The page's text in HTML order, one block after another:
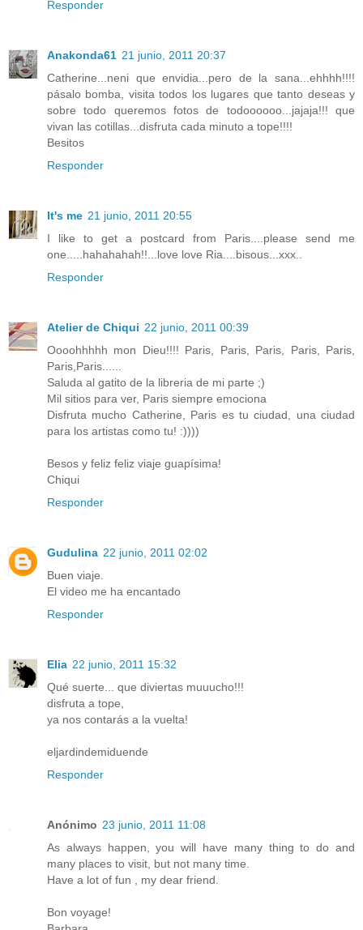
Responder
Anakonda61 21 junio, 2011 20:37
Catherine...neni que envidia...pero de la sana...ehhhh!!!!
pásalo bomba, visita todos los lugares que tanto deseas y
sobre todo queremos fotos de todoooooo...jajaja!!! que
vivan las cotillas...disfruta cada minuto a tope!!!!
Besitos
Responder
It's me 21 junio, 2011 20:55
I like to get a postcard from Paris....please send me
one.....hahahahah!!...love love Ria....bisous...xxx..
Responder
Atelier de Chiqui 22 junio, 2011 00:39
Oooohhhhh mon Dieu!!!! Paris, Paris, Paris, Paris, Paris,
Paris,Paris......
Saluda al gatito de la libreria de mi parte ;)
Mil sitios para ver, Paris siempre emociona
Disfruta mucho Catherine, Paris es tu ciudad, una ciudad
para los artistas como tu! :))))
Besos y feliz feliz viaje guapísima!
Chiqui
Responder
Gudulina 22 junio, 2011 02:02
Buen viaje.
El video me ha encantado
Responder
Elia 22 junio, 2011 15:32
Qué suerte... que diviertas muuucho!!!
disfruta a tope,
ya nos contarás a la vuelta!
eljardindemiduende
Responder
Anónimo 23 junio, 2011 11:08
As always happen, you will have many thing to do and
many places to visit, but not many time.
Have a lot of fun , my dear friend.
Bon voyage!